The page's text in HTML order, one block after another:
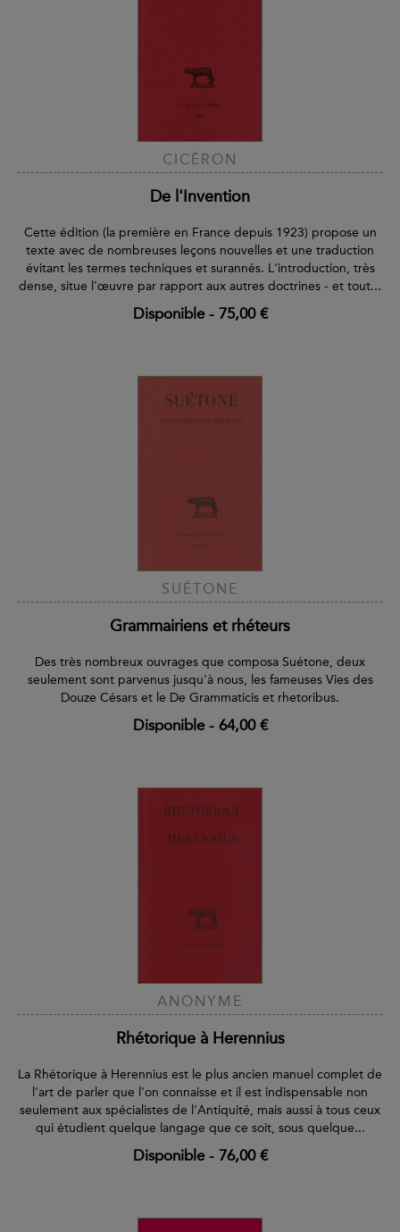
CICÉRON
De l'Invention
Cette édition (la première en France depuis 1923) propose un
texte avec de nombreuses leçons nouvelles et une traduction
évitant les termes techniques et surannés. L'introduction, très
dense, situe l'œuvre par rapport aux autres doctrines - et tout...
Disponible- 75,00 €
SUÉTONE
Grammairiens et rhéteurs
Des très nombreux ouvrages que composa Suétone, deux
seulement sont parvenus jusqu'à nous, les fameuses Vies des
Douze Césars et le De Grammaticis et rhetoribus.
Disponible- 64,00 €
ANONYME
Rhétorique à Herennius
La Rhétorique à Herennius est le plus ancien manuel complet de
l'art de parler que l'on connaisse et il est indispensable non
seulement aux spécialistes de l'Antiquité, mais aussi à tous ceux
qui étudient quelque langage que ce soit, sous quelque...
Disponible- 76,00 €